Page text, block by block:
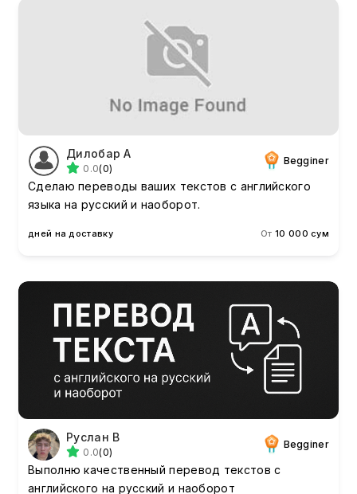
Дилобар А
0.0(0)
Begginer
Сделаю переводы ваших текстов с английского
языка на русский и наоборот.
дней на доставку От 10 000 сум
Руслан В
0.0(0)
Begginer
Выполню качественный перевод текстов с
английского на русский и наоборот